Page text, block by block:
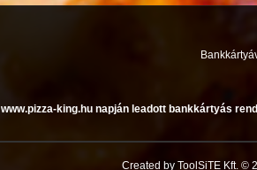
www.pizza-king.hu napján leadott bankkártyás
Created by ToolSiTE Kft. ©